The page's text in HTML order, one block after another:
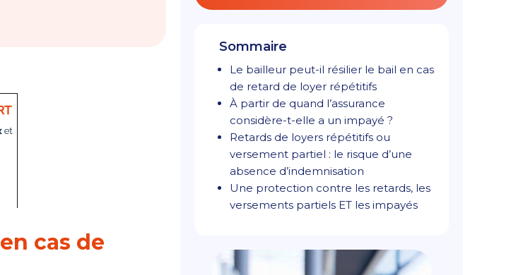
cas de
Sommaire
Le bailleur peut-il résilier le bail en cas
de retard de loyer répétitifs
À partir de quand l’assurance
considère-t-elle a un impayé ?
Retards de loyers répétitifs ou
versement partiel : le risque d’une
absence d’indemnisation
Une protection contre les retards, les
versements partiels ET les impayés